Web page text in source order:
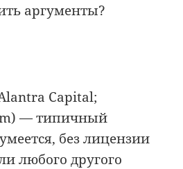
аргументы?
Capital;
— типичный
без лицензии
любого другого